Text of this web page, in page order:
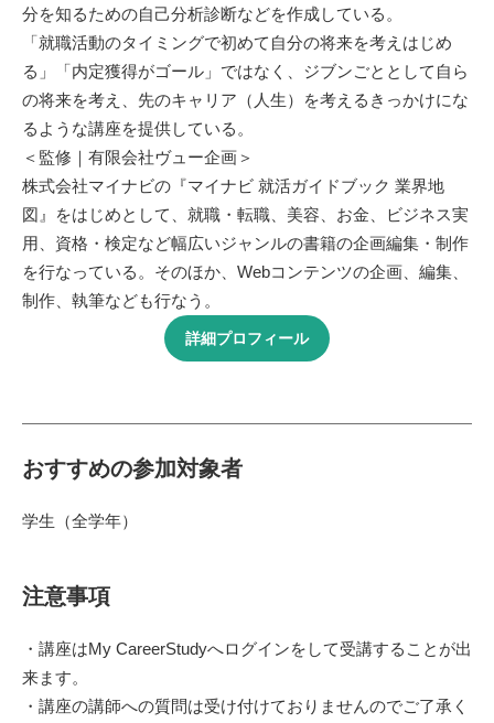
分を知るための自己分析診断などを作成している。
「就職活動のタイミングで初めて自分の将来を考えはじめ
る」「内定獲得がゴール」ではなく、ジブンごととして自ら
の将来を考え、先のキャリア（人生）を考えるきっかけにな
るような講座を提供している。
＜監修｜有限会社ヴュー企画＞
株式会社マイナビの『マイナビ 就活ガイドブック 業界地
図』をはじめとして、就職・転職、美容、お金、ビジネス実
用、資格・検定など幅広いジャンルの書籍の企画編集・制作
を行なっている。そのほか、Webコンテンツの企画、編集、
制作、執筆なども行なう。
詳細プロフィール
おすすめの参加対象者
学生（全学年）
注意事項
・講座はMy CareerStudyへログインをして受講することが出
来ます。
・講座の講師への質問は受け付けておりませんのでご了承く